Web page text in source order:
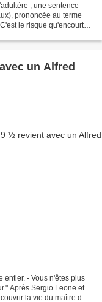
, une sentence
prononcée au terme
le risque qu'encourt
un Alfred
entier. - Vous n'êtes plus
Après Sergio Leone et
la vie du maître du